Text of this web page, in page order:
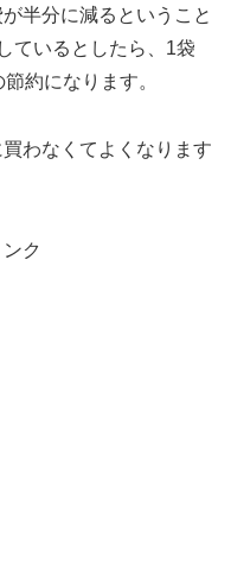
半分に減るということ
ているとしたら、1袋
約になります。
わなくてよくなります
ク